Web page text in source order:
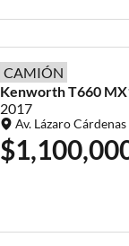
CAMIÓN
KenworthT660
2017
Av. Lázaro